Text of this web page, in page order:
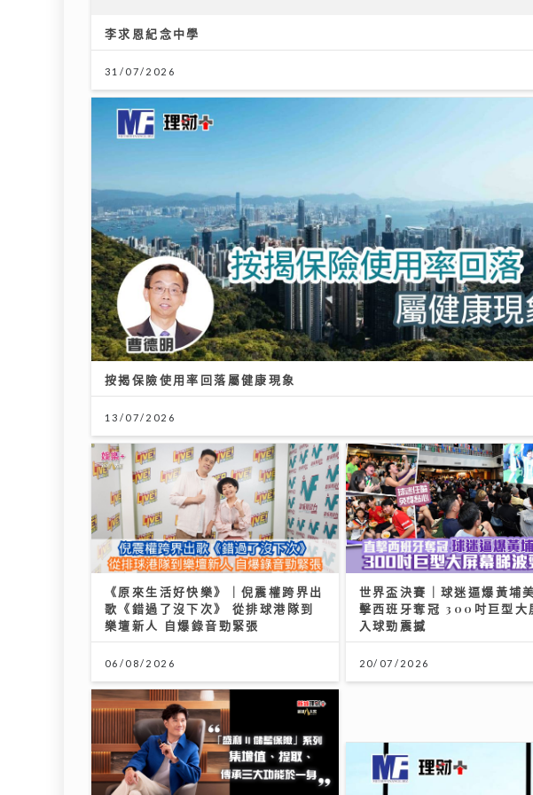
李求恩紀念中學
31/07/2026
外遊注意！「本迪布焦病毒」暫無特
效藥無疫苗 醫生教你嚴防伊波拉｜
養和醫院感染及傳染病科專科醫生徐
詩駿醫生
DSE放榜2026終極懶人包｜
氣安排＋物品清單+重要日程
14/07/2026
06/08/2026